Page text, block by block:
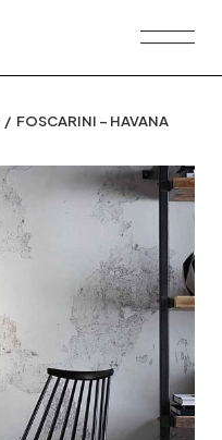
FOSCARINI – HAVANA